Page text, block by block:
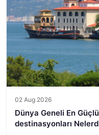
02 Aug 2026
Dünya Geneli En
destinasyonları